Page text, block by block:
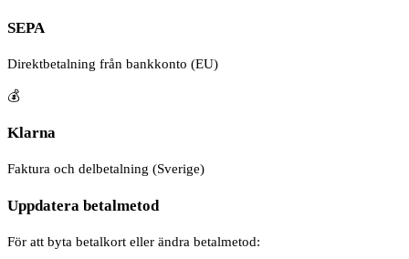
SEPA
Direktbetalning från bankkonto (EU)
💰
Klarna
Faktura och delbetalning (Sverige)
Uppdatera betalmetod
För att byta betalkort eller ändra betalmetod: